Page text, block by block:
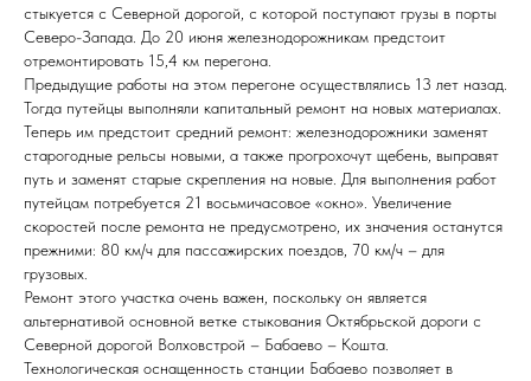
стыкуется с Северной дорогой, с которой поступают грузы в порты
Северо-Запада. До 20 июня железнодорожникам предстоит
отремонтировать 15,4 км перегона.
Предыдущие работы на этом перегоне осуществлялись 13 лет назад.
Тогда путейцы выполняли капитальный ремонт на новых материалах.
Теперь им предстоит средний ремонт: железнодорожники заменят
старогодные рельсы новыми, а также прогрохочут щебень, выправят
путь и заменят старые скрепления на новые. Для выполнения работ
путейцам потребуется 21 восьмичасовое «окно». Увеличение
скоростей после ремонта не предусмотрено, их значения останутся
прежними: 80 км/ч для пассажирских поездов, 70 км/ч – для
грузовых.
Ремонт этого участка очень важен, поскольку он является
альтернативой основной ветке стыкования Октябрьской дороги с
Северной дорогой Волховстрой – Бабаево – Кошта.
Технологическая оснащенность станции Бабаево позволяет в